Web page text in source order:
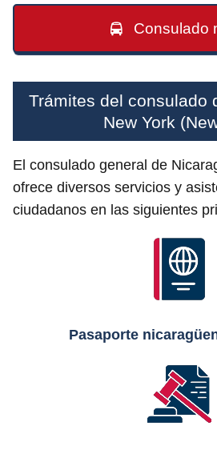
Consulado
Trámites del consulado
New York
El consulado general de
ofrece diversos servicios y
ciudadanos en las siguientes
Pasaporte